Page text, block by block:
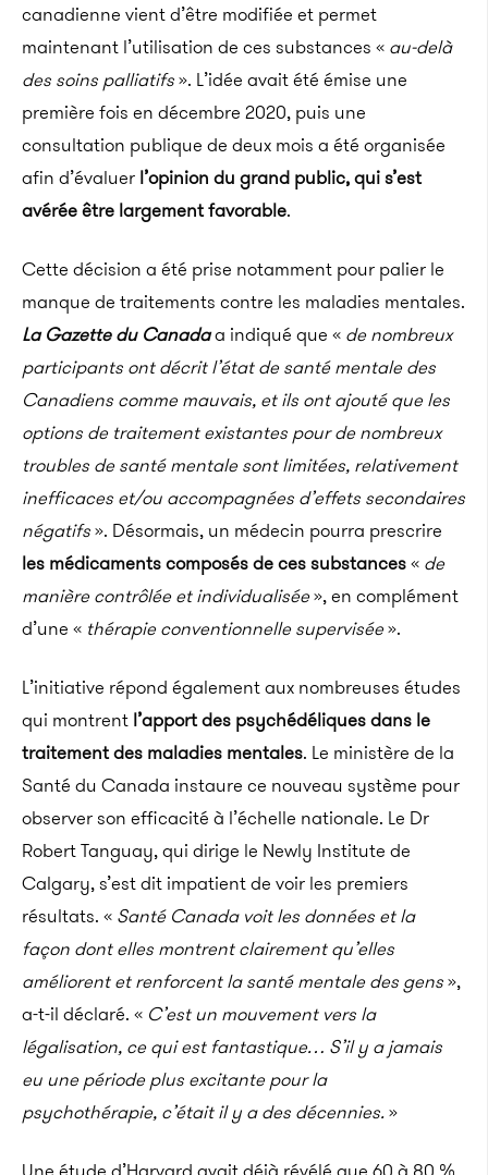
canadienne vient d’être modifiée et permet
maintenant l’utilisation de ces substances « au-delà
des soins palliatifs». L’idée avait été émise une
première fois en décembre 2020, puis une
consultation publique de deux mois a été organisée
afin d’évaluer l’opinion du grand public, qui s’est
avérée être largement favorable.
Cette décision a été prise notamment pour palier le
manque de traitements contre les maladies mentales.
La Gazette du Canadaa indiqué que « de nombreux
participants ont décrit l’état de santé mentale des
Canadiens comme mauvais, et ils ont ajouté que les
options de traitement existantes pour de nombreux
troubles de santé mentale sont limitées, relativement
inefficaces et/ou accompagnées d’effets secondaires
négatifs». Désormais, un médecin pourra prescrire
les médicaments composés de ces substances« de
manière contrôlée et individualisée», en complément
d’une « thérapie conventionnelle supervisée».
L’initiative répond également aux nombreuses études
qui montrent l’apport des psychédéliques dans le
traitement des maladies mentales. Le ministère de la
Santé du Canada instaure ce nouveau système pour
observer son efficacité à l’échelle nationale. Le Dr
Robert Tanguay, qui dirige le Newly Institute de
Calgary, s’est dit impatient de voir les premiers
résultats. « Santé Canada voit les données et la
façon dont elles montrent clairement qu’elles
améliorent et renforcent la santé mentale des gens»,
a-t-il déclaré. « C’est un mouvement vers la
légalisation, ce qui est fantastique… S’il y a jamais
eu une période plus excitante pour la
psychothérapie, c’était il y a des décennies.»